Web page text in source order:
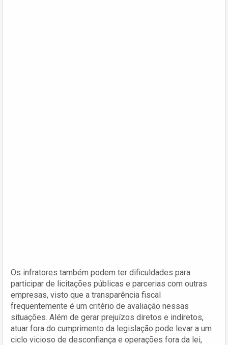
Os infratores também podem ter dificuldades para
participar de licitações públicas e parcerias com outras
empresas, visto que a transparência fiscal
frequentemente é um critério de avaliação nessas
situações. Além de gerar prejuízos diretos e indiretos,
atuar fora do cumprimento da legislação pode levar a um
ciclo vicioso de desconfiança e operações fora da lei,